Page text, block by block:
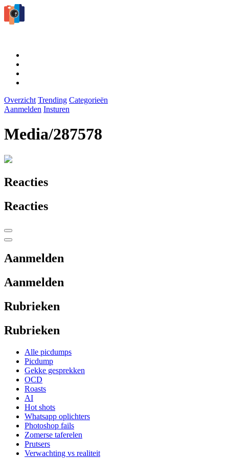
Overzicht Trending Categorieën
Aanmelden Insturen
Media/287578
Reacties
Reacties
Aanmelden
Aanmelden
Rubrieken
Rubrieken
Alle picdumps
Picdump
Gekke gesprekken
OCD
Roasts
AI
Hot shots
Whatsapp oplichters
Photoshop fails
Zomerse taferelen
Prutsers
Verwachting vs realiteit